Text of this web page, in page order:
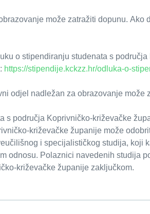
može zatražiti dopunu.
o stipendiranju studenata s
https://stipendije.kckzz.hr/odluka-o-
odjel nadležan za obrazovanje
s područja Koprivničko-križevačke
križevačke županije može
i specijalističkog studija, koji
odnosu. Polaznici navedenih studija
križevačke županije zaključkom.